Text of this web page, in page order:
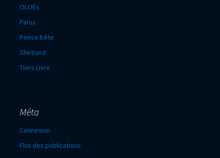
OLOÉs
Parus
Pense bête
Shetland
Tiers Livre
Méta
Connexion
Flux des publications